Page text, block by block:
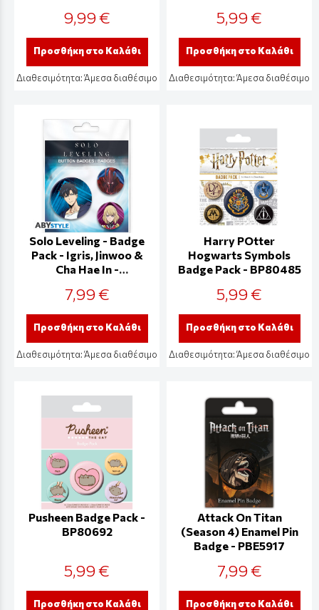
9,99 €
Προσθήκη στο Καλάθι
Διαθεσιμότητα:Άμεσα διαθέσιμο
5,99 €
Προσθήκη στο Καλάθι
Διαθεσιμότητα:Άμεσα διαθέσιμο
Solo Leveling - Badge
Pack - Igris, Jinwoo &
Cha Hae In -
7,99 €
Προσθήκη στο Καλάθι
Διαθεσιμότητα:Άμεσα διαθέσιμο
Harry POtter
Hogwarts Symbols
Badge Pack - BP80485
5,99 €
Προσθήκη στο Καλάθι
Διαθεσιμότητα:Άμεσα διαθέσιμο
Pusheen Badge Pack -
BP80692
5,99 €
Προσθήκη στο Καλάθι
Attack On Titan
(Season 4) Enamel Pin
Badge - PBE5917
7,99 €
Προσθήκη στο Καλάθι